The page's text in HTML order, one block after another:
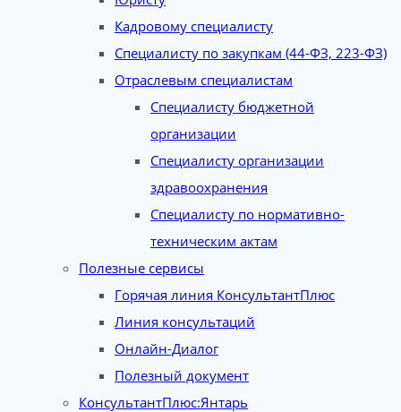
Кадровому специалисту
Специалисту по закупкам (44-ФЗ, 223-ФЗ)
Отраслевым специалистам
Специалисту бюджетной
организации
Специалисту организации
здравоохранения
Специалисту по нормативно-
техническим актам
Полезные сервисы
Горячая линия КонсультантПлюс
Линия консультаций
Онлайн-Диалог
Полезный документ
КонсультантПлюс:Янтарь